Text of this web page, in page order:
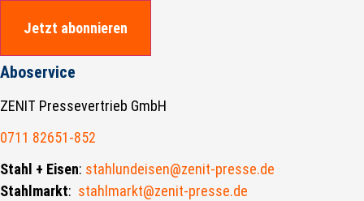
Jetzt abonnieren
Aboservice
ZENIT Pressevertrieb GmbH
0711 82651-852
Stahl + Eisen: stahlundeisen@zenit-presse.de
Stahlmarkt: stahlmarkt@zenit-presse.de